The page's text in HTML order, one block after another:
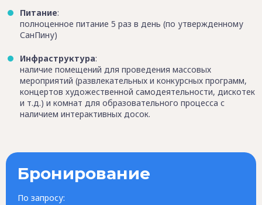
Питание:
полноценное питание 5 раз в день (по утвержденному
СанПину)
Инфраструктура:
наличие помещений для проведения массовых
мероприятий (развлекательных и конкурсных программ,
концертов художественной самодеятельности, дискотек
и т.д.) и комнат для образовательного процесса с
наличием интерактивных досок.
Бронирование
По запросу: